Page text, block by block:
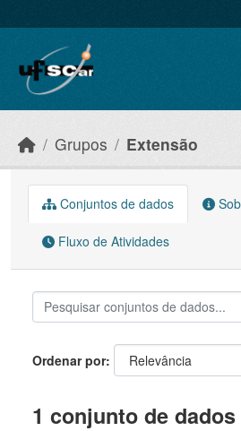
Grupos Extensão
Conjuntos de dados
Fluxo de Atividades
Ordenar por
1 conjunto de